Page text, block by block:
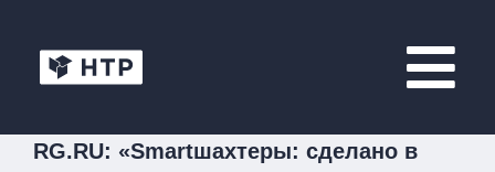
RG.RU: «Smartшахтеры: сделано в